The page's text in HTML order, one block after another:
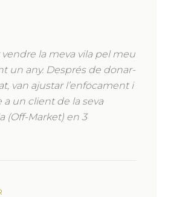
la meva vila pel meu
un any. Després de donar-
van ajustar l’enfocament i
a un client de la seva
(Off-Market) en 3